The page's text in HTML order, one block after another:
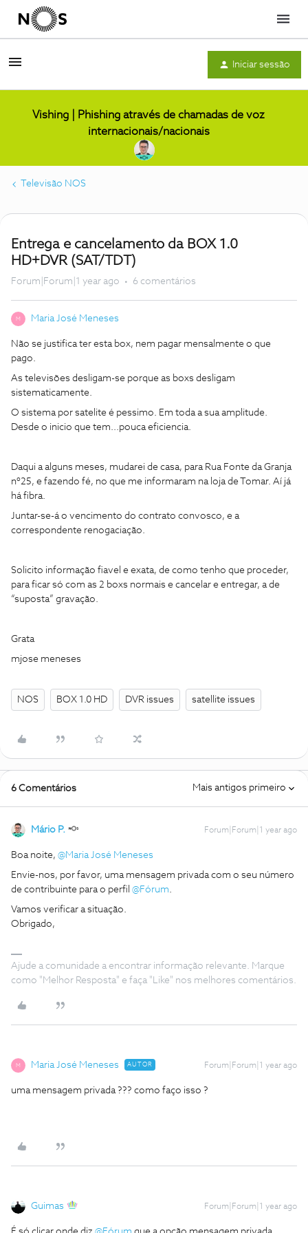
Menu
Iniciar sessão
Vishing | Phishing através de chamadas de voz
internacionais/nacionais
Televisão NOS
Entrega e cancelamento da BOX 1.0
HD+DVR (SAT/TDT)
Forum|Forum|1 year ago 6 comentários
M Maria José Meneses
Não se justifica ter esta box, nem pagar mensalmente o que
pago.
As televisões desligam-se porque as boxs desligam
sistematicamente.
O sistema por satelite é pessimo. Em toda a sua amplitude.
Desde o inicio que tem...pouca eficiencia.
Daqui a alguns meses, mudarei de casa, para Rua Fonte da Granja
nº25, e fazendo fé, no que me informaram na loja de Tomar. Aí já
há fibra.
Juntar-se-á o vencimento do contrato convosco, e a
correspondente renogaciação.
Solicito informação fiavel e exata, de como tenho que proceder,
para ficar só com as 2 boxs normais e cancelar e entregar, a de
“suposta” gravação.
Grata
mjose meneses
NOS BOX 1.0 HD DVR issues satellite issues
6 Comentários Mais antigos primeiro
Mário P. Forum|Forum|1 year ago
Boa noite, ​ @Maria José Meneses
Envie-nos, por favor, uma mensagem privada com o seu número
de contribuinte para o perfil ​ @Fórum.
Vamos verificar a situação.
Obrigado,
Ajude a comunidade a encontrar informação relevante. Marque
como "Melhor Resposta" e faça "Like" nos melhores comentários.
M Maria José Meneses AUTOR Forum|Forum|1 year ago
uma mensagem privada ??? como faço isso ?
Guimas Forum|Forum|1 year ago